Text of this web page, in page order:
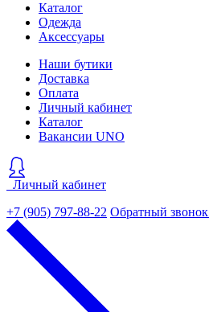
Каталог
Одежда
Аксессуары
Наши бутики
Доставка
Оплата
Личный кабинет
Каталог
Вакансии UNO
Личный кабинет
+7 (905) 797-88-22 Обратный звонок